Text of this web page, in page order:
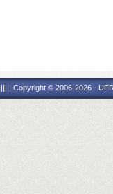
| Copyright © 2006-2026 -